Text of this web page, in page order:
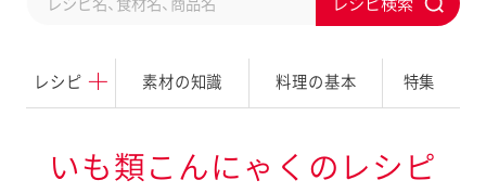
レシピ 素材の知識 料理の基本 特集
d
b
t
いも類こんにゃくのレシピ